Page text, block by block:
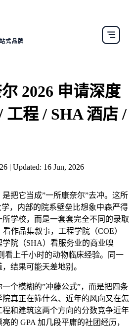
式品牌
2026 申请深度
工程 / SHA 酒店 /
| Updated: 16 Jun, 2026
把它当成”一所康奈尔”去冲。这所
，内部的院系壁垒比想象中森严得
学校，而是一套套完全不同的录取
作品集叙事，工程学院（COE）
院（SHA）看服务业的商业嗅
看上千小时的动物临床经验。同一
结果可能天差地别。
个模糊的”冲藤公式”，而是把四条
真正在筛什么、近年的风向又在怎
和建筑这两个方向的分数竞争近年
的 GPA 加几段平庸的社团经历，